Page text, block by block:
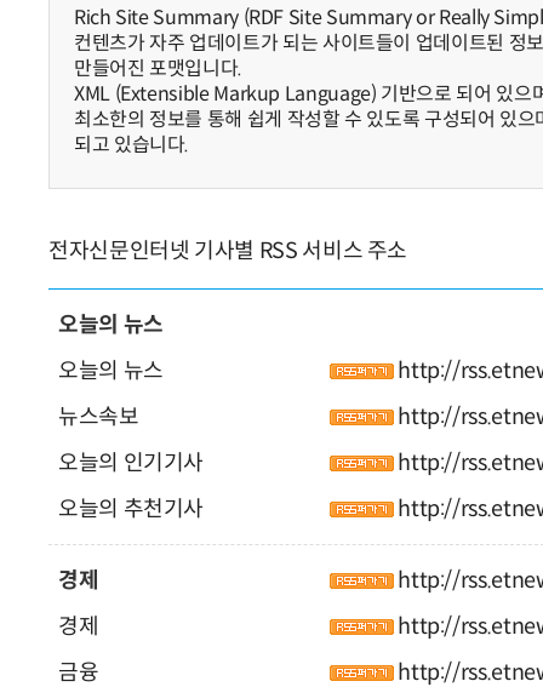
Rich Site Summary (RDF Site Summary or Really
컨텐츠가 자주 업데이트가 되는 사이트들이 업데이트된 정
만들어진 포맷입니다.
XML (Extensible Markup Language) 기반으로 되어 있으
최소한의 정보를 통해 쉽게 작성할 수 있도록 구성되어 있
되고 있습니다.
전자신문인터넷 기사별 RSS 서비스 주소
오늘의 뉴스
오늘의 뉴스
http://
뉴스속보
http://
오늘의 인기기사
http://
오늘의 추천기사
http://
경제
http://
경제
http://
금융
http://